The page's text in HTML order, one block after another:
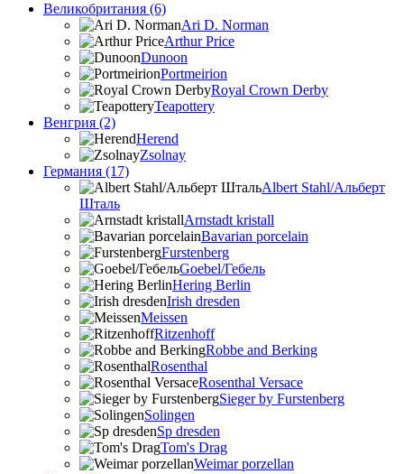
Великобритания (6)
Ari D. Norman
Arthur Price
Dunoon
Portmeirion
Royal Crown Derby
Teapottery
Венгрия (2)
Herend
Zsolnay
Германия (17)
Albert Stahl/Альбеpт
Шталь
Arnstadt kristall
Bavarian porcelain
Furstenberg
Goebel/Гебель
Hering Berlin
Irish dresden
Meissen
Ritzenhoff
Robbe and Berking
Rosenthal
Rosenthal Versace
Sieger by Furstenberg
Solingen
Sp dresden
Tom's Drag
Weimar porzellan